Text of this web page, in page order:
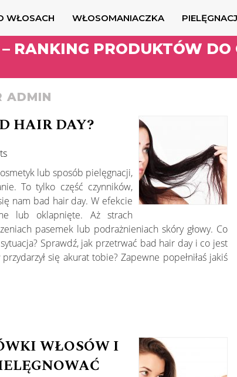
WŁOSACH WŁOSOMANIACZKA
RANKING PRODUKTÓW
ADMIN
HAIR DAY?
lub sposób pielęgnacji,
To tylko część czynników,
nam bad hair day. W efekcie
lub oklapnięte. Aż strach
pasemek lub podrażnieniach skóry głowy. Co
Sprawdź, jak przetrwać bad hair day i co jest
się akurat tobie? Zapewne popełniłaś jakiś
WŁOSÓW I